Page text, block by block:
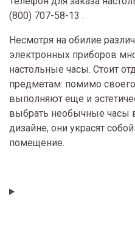
(800) 707-58-13 .
Несмотря на обилие
электронных приборов
настольные часы. Стоит
предметам: помимо
выполняют еще и
выбрать необычные часы
дизайне, они украсят
помещение.